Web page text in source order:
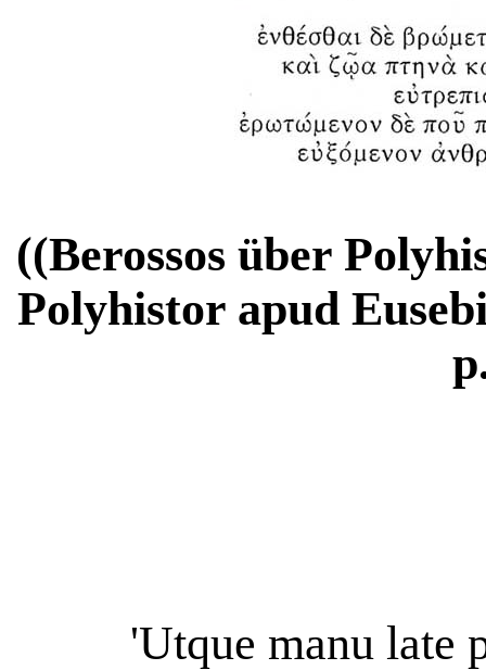
((Berossos über
Polyhistor apud
'Utque manu late